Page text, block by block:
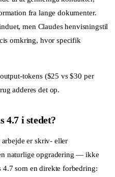
fra lange dokumenter.
men Claudes henvisningstil
omkring, hvor specifik
tokens ($25 vs $30 per
adderes det op.
4.7 i stedet?
er skriv- eller
naturlige opgradering — ikke
som en direkte forbedring: